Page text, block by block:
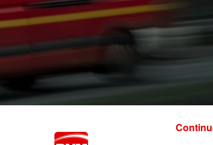
en début de soirée dans les Ardennes. Peu